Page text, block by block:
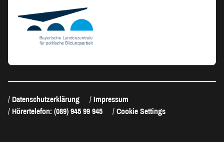
Datenschutzerklärung
Impressum
Hörertelefon: (089) 945 99 945
Cookie Settings